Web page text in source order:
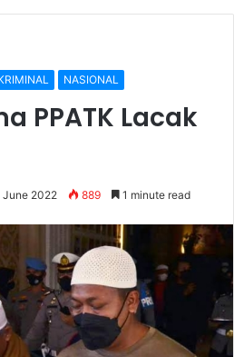
NASIONAL
PPATK Lacak
June 2022 889 1 minute read